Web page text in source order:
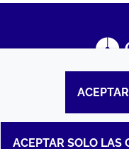
ACEPTAR SOLO LAS